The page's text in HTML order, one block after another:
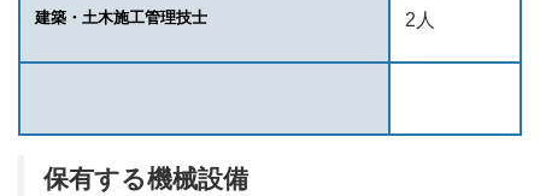
建築・土木施工管理技士 2人
保有する機械設備